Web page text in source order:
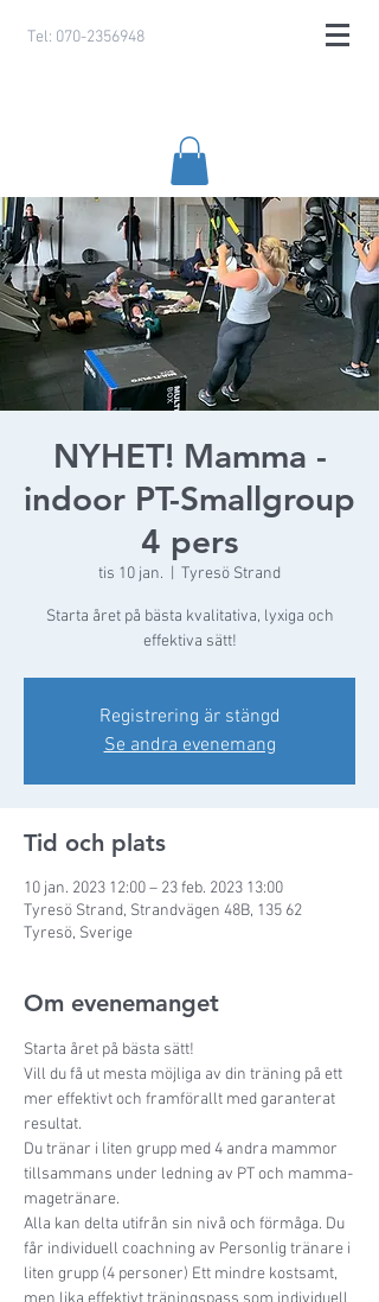
Tel: 070-2356948
NYHET! Mamma -
indoor PT-Smallgroup
4 pers
tis 10 jan. Tyresö Strand
Starta året på bästa kvalitativa, lyxiga och
effektiva sätt!
Registrering är stängd
Se andra evenemang
Tid och plats
10 jan. 2023 12:00 – 23 feb. 2023 13:00
Tyresö Strand, Strandvägen 48B, 135 62
Tyresö, Sverige
Om evenemanget
Starta året på bästa sätt!
Vill du få ut mesta möjliga av din träning på ett
mer effektivt och framförallt med garanterat
resultat.
Du tränar i liten grupp med 4 andra mammor
tillsammans under ledning av PT och mamma-
magetränare.
Alla kan delta utifrån sin nivå och förmåga. Du
får individuell coachning av Personlig tränare i
liten grupp (4 personer) Ett mindre kostsamt,